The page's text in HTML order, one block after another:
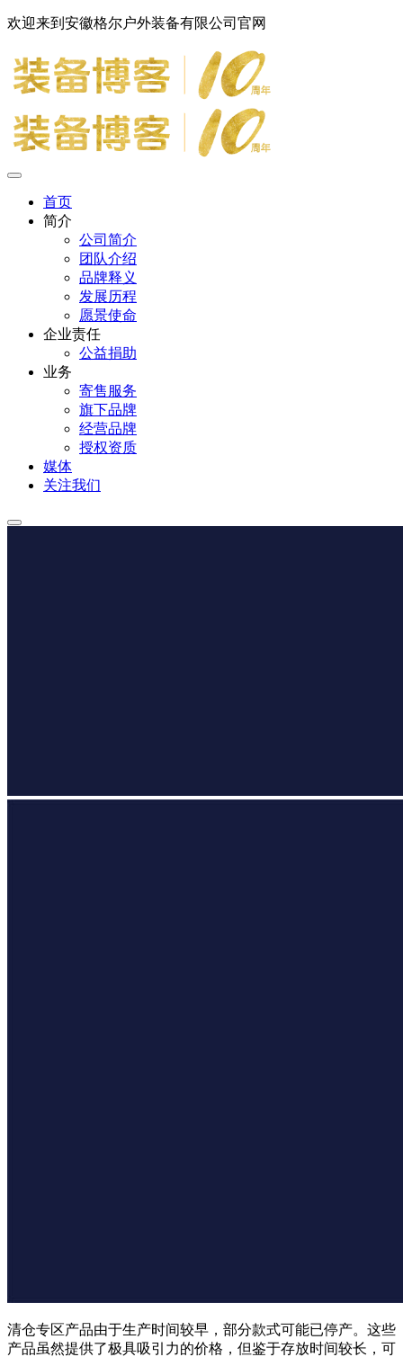
欢迎来到安徽格尔户外装备有限公司官网
首页
简介
公司简介
团队介绍
品牌释义
发展历程
愿景使命
企业责任
公益捐助
业务
寄售服务
旗下品牌
经营品牌
授权资质
媒体
关注我们
清仓专区产品由于生产时间较早，部分款式可能已停产。这些
产品虽然提供了极具吸引力的价格，但鉴于存放时间较长，可